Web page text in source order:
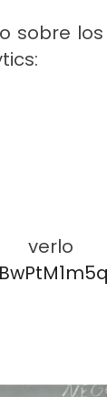
sobre